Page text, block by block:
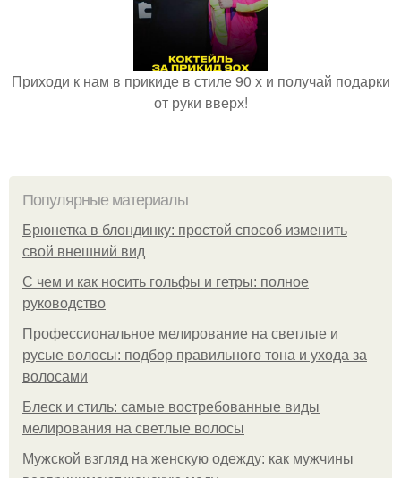
Приходи к нам в прикиде в стиле 90 х и получай подарки
от руки вверх!
Популярные материалы
Брюнетка в блондинку: простой способ изменить
свой внешний вид
С чем и как носить гольфы и гетры: полное
руководство
Профессиональное мелирование на светлые и
русые волосы: подбор правильного тона и ухода за
волосами
Блеск и стиль: самые востребованные виды
мелирования на светлые волосы
Мужской взгляд на женскую одежду: как мужчины